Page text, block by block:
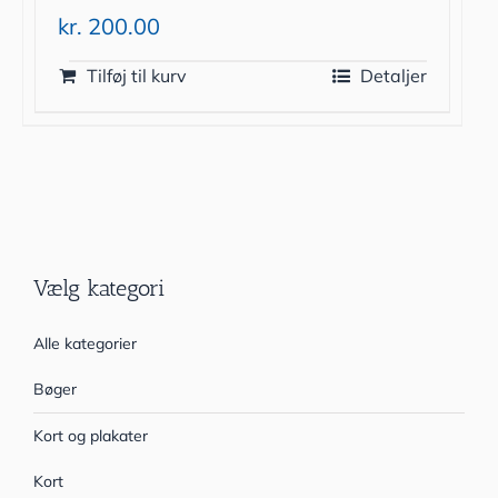
kr. 200.00
Tilføj til kurv Detaljer
Vælg kategori
Alle kategorier
Bøger
Kort og plakater
Kort